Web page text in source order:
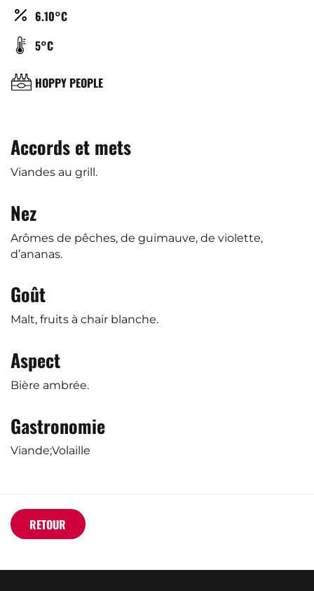
ALCOOL
6.10°C
TEMPÉRATURE
SERVICE
(°C)
5°C
BRASSERIE
HOPPY PEOPLE
Accords et mets
Viandes au grill.
Nez
Arômes de pêches, de guimauve, de violette,
d’ananas.
Goût
Malt, fruits à chair blanche.
Aspect
Bière ambrée.
Gastronomie
Viande;Volaille
RETOUR